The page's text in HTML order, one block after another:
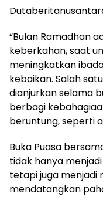
“Bulan Ramadhan
keberkahan, saat
meningkatkan
kebaikan. Salah
dianjurkan selama
berbagi
beruntung, seperti
Buka Puasa
tidak hanya
tetapi juga menjadi
mendatangkan